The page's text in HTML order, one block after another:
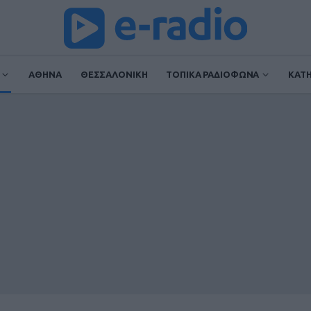
ΑΘΗΝΑ ΘΕΣΣΑΛΟΝΙΚΗ ΤΟΠΙΚΑ ΡΑΔΙΟΦΩΝΑ